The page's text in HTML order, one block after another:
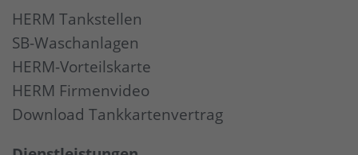
HERM Tankstellen
SB-Waschanlagen
HERM-Vorteilskarte
HERM Firmenvideo
Download Tankkartenvertrag